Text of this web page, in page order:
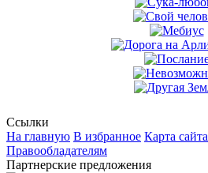
Ссылки
На главную В избранное Карта сайта
Правообладателям
Партнерские предложения